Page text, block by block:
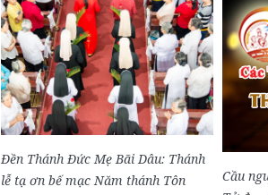
Đền Thánh Đức Mẹ Bãi Dâu: Thánh
lễ tạ ơn bế mạc Năm thánh Tôn
Cầu